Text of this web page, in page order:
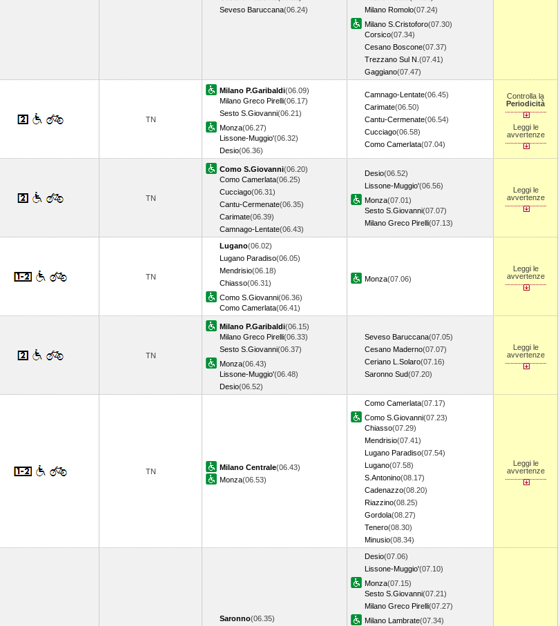
Seveso Baruccana(06.24)
Milano Romolo(07.24)
Milano S.Cristoforo(07.30)
Corsico(07.34)
Cesano Boscone(07.37)
Trezzano Sul N. (07.41)
Gaggiano(07.47)
TN
Milano P.Garibaldi(06.09)
Milano Greco Pirelli(06.17)
Sesto S.Giovanni(06.21)
Monza(06.27)
Lissone-Muggio'(06.32)
Desio(06.36)
Camnago-Lentate(06.45)
Carimate(06.50)
Cantu-Cermenate(06.54)
Cucciago(06.58)
Como Camerlata(07.04)
Controlla la
Periodicità
Leggi le
avvertenze
TN
Como S.Giovanni(06.20)
Como Camerlata(06.25)
Cucciago(06.31)
Cantu-Cermenate(06.35)
Carimate(06.39)
Camnago-Lentate(06.43)
Desio(06.52)
Lissone-Muggio'(06.56)
Monza(07.01)
Sesto S.Giovanni(07.07)
Milano Greco Pirelli(07.13)
Leggi le
avvertenze
TN
Lugano(06.02)
Lugano Paradiso(06.05)
Mendrisio(06.18)
Chiasso(06.31)
Como S.Giovanni(06.36)
Como Camerlata(06.41)
Monza(07.06)
Leggi le
avvertenze
TN
Milano P.Garibaldi(06.15)
Milano Greco Pirelli(06.33)
Sesto S.Giovanni(06.37)
Monza(06.43)
Lissone-Muggio'(06.48)
Desio(06.52)
Seveso Baruccana(07.05)
Cesano Maderno(07.07)
Ceriano L.Solaro(07.16)
Saronno Sud(07.20)
Leggi le
avvertenze
TN Milano Centrale(06.43)
Monza(06.53)
Como Camerlata(07.17)
Como S.Giovanni(07.23)
Chiasso(07.29)
Mendrisio(07.41)
Lugano Paradiso(07.54)
Lugano(07.58)
S.Antonino(08.17)
Cadenazzo(08.20)
Riazzino(08.25)
Gordola(08.27)
Tenero(08.30)
Minusio(08.34)
Leggi le
avvertenze
Saronno(06.35)
Desio(07.06)
Lissone-Muggio'(07.10)
Monza(07.15)
Sesto S.Giovanni(07.21)
Milano Greco Pirelli(07.27)
Milano Lambrate(07.34)